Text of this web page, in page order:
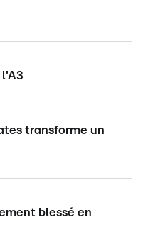
l'A3
transforme un
blessé en